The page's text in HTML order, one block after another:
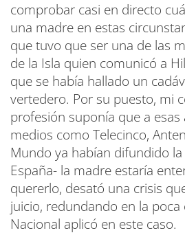
comprobar casi en directo
una madre en estas
que tuvo que ser una de las
de la Isla quien comunicó a
que se había hallado un
vertedero. Por su puesto, mi
profesión suponía que a
medios como Telecinco,
Mundo ya habían difundido
España- la madre estaría
quererlo, desató una crisis
juicio, redundando en la poca
Nacional aplicó en este caso.